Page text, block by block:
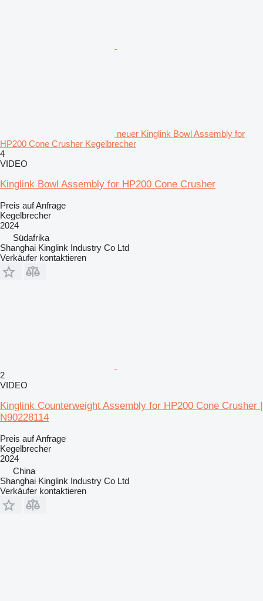
neuer Kinglink Bowl Assembly for
HP200 Cone Crusher Kegelbrecher
4
VIDEO
Kinglink Bowl Assembly for HP200 Cone Crusher
Preis auf Anfrage
Kegelbrecher
2024
Südafrika
Shanghai Kinglink Industry Co Ltd
Verkäufer kontaktieren
2
VIDEO
Kinglink Counterweight Assembly for HP200 Cone Crusher |
N90228114
Preis auf Anfrage
Kegelbrecher
2024
China
Shanghai Kinglink Industry Co Ltd
Verkäufer kontaktieren